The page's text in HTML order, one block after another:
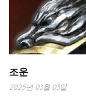
조운
2025년 03월 03일